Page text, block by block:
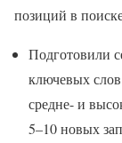
позиций в
Подготовили
ключевых
средне- и
5–10 новых